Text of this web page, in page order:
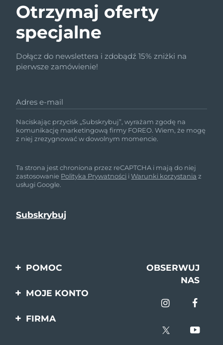
Otrzymaj oferty
specjalne
Dołącz do newslettera i zdobądź 15% zniżki na
pierwsze zamówienie!
Adres e-mail
Naciskając przycisk „Subskrybuj”, wyrażam zgodę na
komunikację marketingową firmy FOREO. Wiem, że mogę
z niej zrezygnować w dowolnym momencie.
Ta strona jest chroniona przez reCAPTCHA i mają do niej
zastosowanie Polityka Prywatności iWarunki korzystania z
usługi Google.
POMOC
Kontakt
OBSERWUJ
NAS
MOJE KONTO
FIRMA